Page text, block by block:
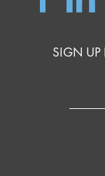
SIGN UP